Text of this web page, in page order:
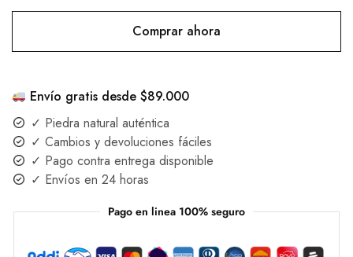
Comprar ahora
Envío gratis desde $89.000
✓ Piedra natural auténtica
✓ Cambios y devoluciones fáciles
✓ Pago contra entrega disponible
✓ Envíos en 24 horas
Pago en linea 100% seguro